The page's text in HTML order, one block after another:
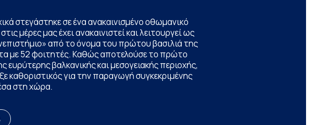
στεγάστηκε σε ένα ανακαινισμένο οθωμανικό
μέρες μας έχει ανακαινιστεί και λειτουργεί ως
από το όνομα του πρώτου βασιλιά της
με 52 φοιτητές. Καθώς αποτελούσε το πρώτο
βαλκανικής και μεσογειακής περιοχής,
καθοριστικός για την παραγωγή συγκεκριμένης
στη χώρα.